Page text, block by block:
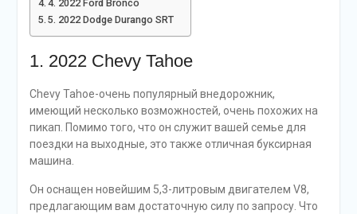
4. 2022 Ford Bronco
5. 2022 Dodge Durango SRT
1. 2022 Chevy Tahoe
Chevy Tahoe-очень популярный внедорожник,
имеющий несколько возможностей, очень похожих на
пикап. Помимо того, что он служит вашей семье для
поездки на выходные, это также отличная буксирная
машина.
Он оснащен новейшим 5,3-литровым двигателем V8,
предлагающим вам достаточную силу по запросу. Что